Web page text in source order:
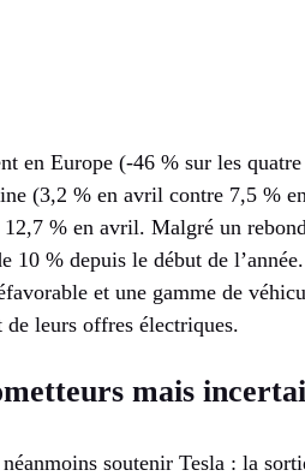
en Europe (-46 % sur les
(3,2 % en avril contre 7,5 %
12,7 % en avril. Malgré un
10 % depuis le début de
et une gamme de
leurs offres électriques.
mais
soutenir Tesla : la